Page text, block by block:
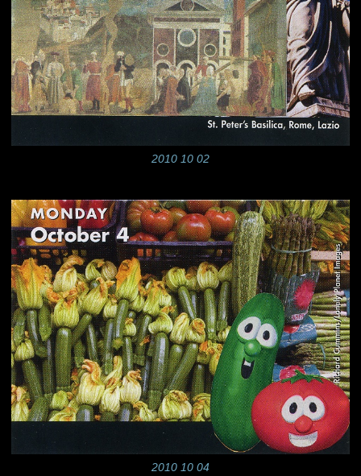
2010 10 02
2010 10 04